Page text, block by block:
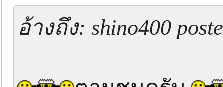
อ้างถึง: shino400